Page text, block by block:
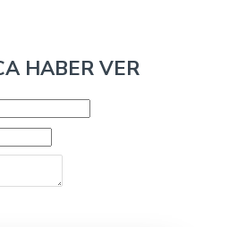
HABER VER